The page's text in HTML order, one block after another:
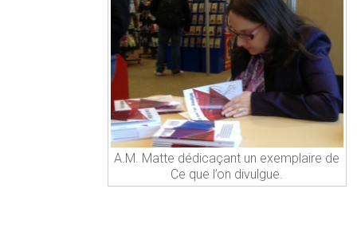
A.M. Matte dédicaçant un exemplaire de
Ce que l’on divulgue.